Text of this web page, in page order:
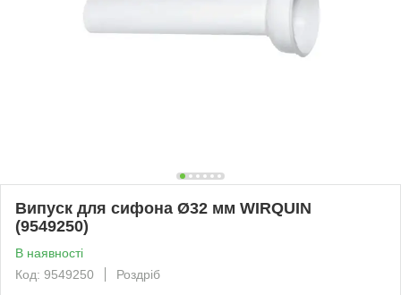
Випуск для сифона Ø32 мм WIRQUIN
(9549250)
В наявності
Код: 9549250
Роздріб